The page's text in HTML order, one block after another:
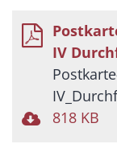
IV
818 KB